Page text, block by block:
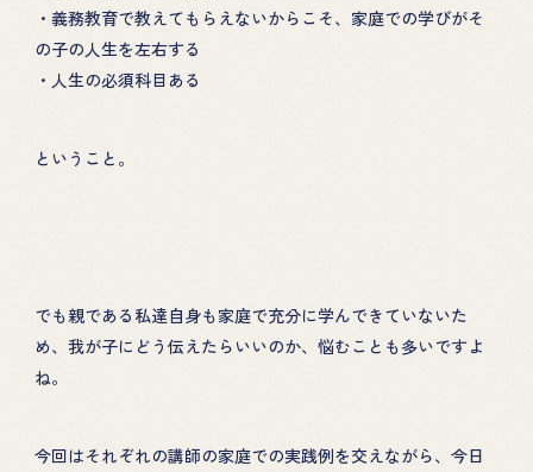
・義務教育で教えてもらえないからこそ、家庭での学びがそ
の子の人生を左右する
・人生の必須科目ある
ということ。
でも親である私達自身も家庭で充分に学んできていないた
め、我が子にどう伝えたらいいのか、悩むことも多いですよ
ね。
今回はそれぞれの講師の家庭での実践例を交えながら、今日